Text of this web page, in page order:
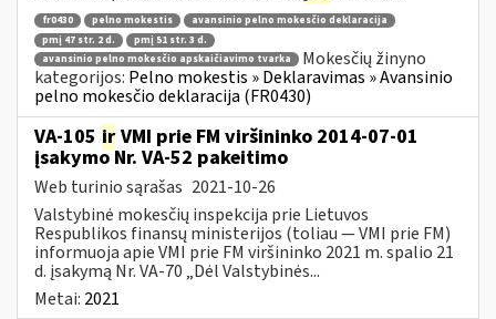
fr0430 pelno mokestis
avansinio pelno mokesčio deklaracija
pmį 47 str. 2 d.
pmį 51 str. 3 d.
avansinio pelno mokesčio apskaičiavimo tvarka
Mokesčių žinyno
kategorijos: Pelno mokestis » Deklaravimas » Avansinio
pelno mokesčio deklaracija (FR0430)
VA-105 ir VMI prie FM viršininko 2014-07-01
įsakymo Nr. VA-52 pakeitimo
Web turinio sąrašas 2021-10-26
Valstybinė mokesčių inspekcija prie Lietuvos
Respublikos finansų ministerijos (toliau ― VMI prie FM)
informuoja apie VMI prie FM viršininko 2021 m. spalio 21
d. įsakymą Nr. VA-70 „Dėl Valstybinės...
Metai: 2021